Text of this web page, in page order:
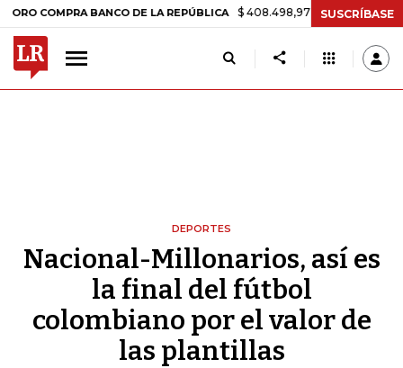
BANCO DE LA REPÚBLICA $ 408.498,97 +$ 8.753,81 +2,19%
SUSCRÍBASE
DEPORTES
Nacional-Millonarios, así es
la final del fútbol
colombiano por el valor de
las plantillas